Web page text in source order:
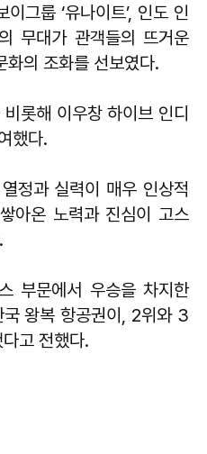
그룹 ‘유나이트’, 인도 인
무대가 관객들의 뜨거운
화의 조화를 선보였다.
롯해 이우창 하이브 인디
했다.
정과 실력이 매우 인상적
아온 노력과 진심이 고스
부문에서 우승을 차지한
왕복 항공권이, 2위와 3
고 전했다.